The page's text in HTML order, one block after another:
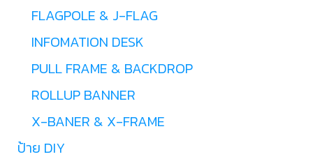
FLAGPOLE & J-FLAG
INFOMATION DESK
PULL FRAME & BACKDROP
ROLLUP BANNER
X-BANER & X-FRAME
ป้าย DIY